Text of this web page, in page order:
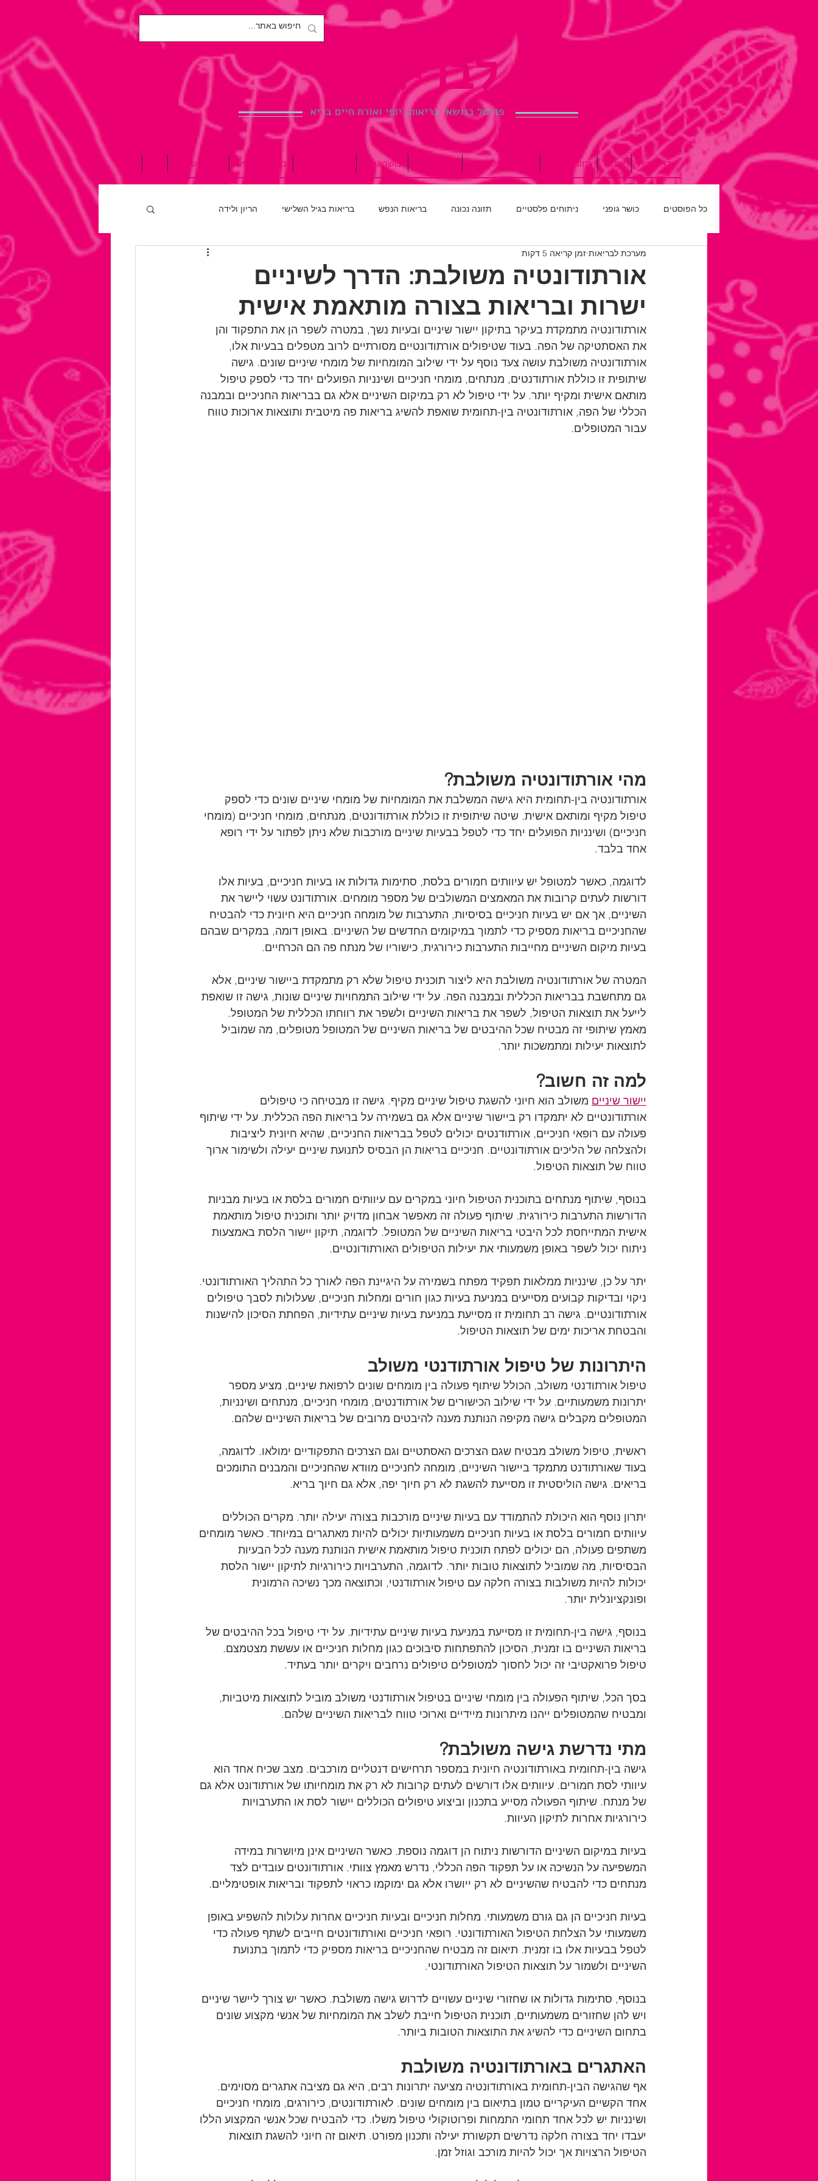
לבריאות.
פורטל בנושאי בריאות, יופי ואורח חיים בריא
דף הבית אודות תזונה נכונה ניתוחים פלסטיים כושר גופני בריאות הנפש הגיל השלישי
כל הפוסטים כושר גופני ניתוחים פלסטיים תזונה נכונה בריאות הנפש בריאות בגיל השלישי הריון ולידה
רפואת שיניים חדש על המדף
אורתודונטיה משולבת: הדרך לשיניים
ישרות ובריאות בצורה מותאמת אישית
מערכת לבריאות זמן קריאה 5 דקות
אורתודונטיה מתמקדת בעיקר בתיקון יישור שיניים ובעיות נשך, במטרה לשפר הן את התפקוד והן
את האסתטיקה של הפה. בעוד שטיפולים אורתודונטיים מסורתיים לרוב מטפלים בבעיות אלו,
אורתודונטיה משולבת עושה צעד נוסף על ידי שילוב המומחיות של מומחי שיניים שונים. גישה
שיתופית זו כוללת אורתודנטים, מנתחים, מומחי חניכיים ושינניות הפועלים יחד כדי לספק טיפול
מותאם אישית ומקיף יותר. על ידי טיפול לא רק במיקום השיניים אלא גם בבריאות החניכיים ובמבנה
הכללי של הפה, אורתודונטיה בין-תחומית שואפת להשיג בריאות פה מיטבית ותוצאות ארוכות טווח
עבור המטופלים.
מהי אורתודונטיה משולבת?
אורתודונטיה בין-תחומית היא גישה המשלבת את המומחיות של מומחי שיניים שונים כדי לספק
טיפול מקיף ומותאם אישית. שיטה שיתופית זו כוללת אורתודונטים, מנתחים, מומחי חניכיים (מומחי
חניכיים) ושינניות הפועלים יחד כדי לטפל בבעיות שיניים מורכבות שלא ניתן לפתור על ידי רופא
אחד בלבד.
לדוגמה, כאשר למטופל יש עיוותים חמורים בלסת, סתימות גדולות או בעיות חניכיים, בעיות אלו
דורשות לעתים קרובות את המאמצים המשולבים של מספר מומחים. אורתודונט עשוי ליישר את
השיניים, אך אם יש בעיות חניכיים בסיסיות, התערבות של מומחה חניכיים היא חיונית כדי להבטיח
שהחניכיים בריאות מספיק כדי לתמוך במיקומים החדשים של השיניים. באופן דומה, במקרים שבהם
בעיות מיקום השיניים מחייבות התערבות כירורגית, כישוריו של מנתח פה הם הכרחיים.
המטרה של אורתודונטיה משולבת היא ליצור תוכנית טיפול שלא רק מתמקדת ביישור שיניים, אלא
גם מתחשבת בבריאות הכללית ובמבנה הפה. על ידי שילוב התמחויות שיניים שונות, גישה זו שואפת
לייעל את תוצאות הטיפול, לשפר את בריאות השיניים ולשפר את רווחתו הכללית של המטופל.
מאמץ שיתופי זה מבטיח שכל ההיבטים של בריאות השיניים של המטופל מטופלים, מה שמוביל
לתוצאות יעילות ומתמשכות יותר.
למה זה חשוב?
יישור שיניים משולב הוא חיוני להשגת טיפול שיניים מקיף. גישה זו מבטיחה כי טיפולים
אורתודונטיים לא יתמקדו רק ביישור שיניים אלא גם בשמירה על בריאות הפה הכללית. על ידי שיתוף
פעולה עם רופאי חניכיים, אורתודנטים יכולים לטפל בבריאות החניכיים, שהיא חיונית ליציבות
ולהצלחה של הליכים אורתודונטיים. חניכיים בריאות הן הבסיס לתנועת שיניים יעילה ולשימור ארוך
טווח של תוצאות הטיפול.
בנוסף, שיתוף מנתחים בתוכנית הטיפול חיוני במקרים עם עיוותים חמורים בלסת או בעיות מבניות
הדורשות התערבות כירורגית. שיתוף פעולה זה מאפשר אבחון מדויק יותר ותוכנית טיפול מותאמת
אישית המתייחסת לכל היבטי בריאות השיניים של המטופל. לדוגמה, תיקון יישור הלסת באמצעות
ניתוח יכול לשפר באופן משמעותי את יעילות הטיפולים האורתודונטיים.
יתר על כן, שינניות ממלאות תפקיד מפתח בשמירה על היגיינת הפה לאורך כל התהליך האורתודונטי.
ניקוי ובדיקות קבועים מסייעים במניעת בעיות כגון חורים ומחלות חניכיים, שעלולות לסבך טיפולים
אורתודונטיים. גישה רב תחומית זו מסייעת במניעת בעיות שיניים עתידיות, הפחתת הסיכון להישנות
והבטחת אריכות ימים של תוצאות הטיפול.
היתרונות של טיפול אורתודנטי משולב
טיפול אורתודנטי משולב, הכולל שיתוף פעולה בין מומחים שונים לרפואת שיניים, מציע מספר
יתרונות משמעותיים. על ידי שילוב הכישורים של אורתודנטים, מומחי חניכיים, מנתחים ושינניות,
המטופלים מקבלים גישה מקיפה הנותנת מענה להיבטים מרובים של בריאות השיניים שלהם.
ראשית, טיפול משולב מבטיח שגם הצרכים האסתטיים וגם הצרכים התפקודיים ימולאו. לדוגמה,
בעוד שאורתודנט מתמקד ביישור השיניים, מומחה לחניכיים מוודא שהחניכיים והמבנים התומכים
בריאים. גישה הוליסטית זו מסייעת להשגת לא רק חיוך יפה, אלא גם חיוך בריא.
יתרון נוסף הוא היכולת להתמודד עם בעיות שיניים מורכבות בצורה יעילה יותר. מקרים הכוללים
עיוותים חמורים בלסת או בעיות חניכיים משמעותיות יכולים להיות מאתגרים במיוחד. כאשר מומחים
משתפים פעולה, הם יכולים לפתח תוכנית טיפול מותאמת אישית הנותנת מענה לכל הבעיות
הבסיסיות, מה שמוביל לתוצאות טובות יותר. לדוגמה, התערבויות כירורגיות לתיקון יישור הלסת
יכולות להיות משולבות בצורה חלקה עם טיפול אורתודנטי, וכתוצאה מכך נשיכה הרמונית
ופונקציונלית יותר.
בנוסף, גישה בין-תחומית זו מסייעת במניעת בעיות שיניים עתידיות. על ידי טיפול בכל ההיבטים של
בריאות השיניים בו זמנית, הסיכון להתפתחות סיבוכים כגון מחלות חניכיים או עששת מצטמצם.
טיפול פרואקטיבי זה יכול לחסוך למטופלים טיפולים נרחבים ויקרים יותר בעתיד.
בסך הכל, שיתוף הפעולה בין מומחי שיניים בטיפול אורתודנטי משולב מוביל לתוצאות מיטביות,
ומבטיח שהמטופלים ייהנו מיתרונות מיידיים וארוכי טווח לבריאות השיניים שלהם.
מתי נדרשת גישה משולבת?
גישה בין-תחומית באורתודונטיה חיונית במספר תרחישים דנטליים מורכבים. מצב שכיח אחד הוא
עיוותי לסת חמורים. עיוותים אלו דורשים לעתים קרובות לא רק את מומחיותו של אורתודונט אלא גם
של מנתח. שיתוף הפעולה מסייע בתכנון וביצוע טיפולים הכוללים יישור לסת או התערבויות
כירורגיות אחרות לתיקון העיוות.
בעיות במיקום השיניים הדורשות ניתוח הן דוגמה נוספת. כאשר השיניים אינן מיושרות במידה
המשפיעה על הנשיכה או על תפקוד הפה הכללי, נדרש מאמץ צוותי. אורתודונטים עובדים לצד
מנתחים כדי להבטיח שהשיניים לא רק ייושרו אלא גם ימוקמו כראוי לתפקוד ובריאות אופטימליים.
בעיות חניכיים הן גם גורם משמעותי. מחלות חניכיים ובעיות חניכיים אחרות עלולות להשפיע באופן
משמעותי על הצלחת הטיפול האורתודונטי. רופאי חניכיים ואורתודונטים חייבים לשתף פעולה כדי
לטפל בבעיות אלו בו זמנית. תיאום זה מבטיח שהחניכיים בריאות מספיק כדי לתמוך בתנועת
השיניים ולשמור על תוצאות הטיפול האורתודונטי.
בנוסף, סתימות גדולות או שחזורי שיניים עשויים לדרוש גישה משולבת. כאשר יש צורך ליישר שיניים
ויש להן שחזורים משמעותיים, תוכנית הטיפול חייבת לשלב את המומחיות של אנשי מקצוע שונים
בתחום השיניים כדי להשיג את התוצאות הטובות ביותר.
האתגרים באורתודונטיה משולבת
אף שהגישה הבין-תחומית באורתודונטיה מציעה יתרונות רבים, היא גם מציבה אתגרים מסוימים.
אחד הקשיים העיקריים טמון בתיאום בין מומחים שונים. לאורתודונטים, כירורגים, מומחי חניכיים
ושינניות יש לכל אחד תחומי התמחות ופרוטוקולי טיפול משלו. כדי להבטיח שכל אנשי המקצוע הללו
יעבדו יחד בצורה חלקה נדרשים תקשורת יעילה ותכנון מפורט. תיאום זה חיוני להשגת תוצאות
הטיפול הרצויות אך יכול להיות מורכב וגוזל זמן.